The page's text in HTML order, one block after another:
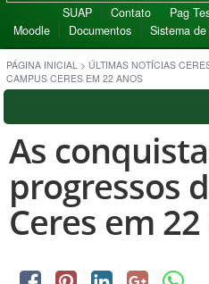
SUAP Contato Pag
Moodle
Documentos Sistema
PÁGINA INICIAL > ÚLTIMAS NOTÍCIAS
CAMPUS CERES EM 22 ANOS
As
progressos
Ceres em